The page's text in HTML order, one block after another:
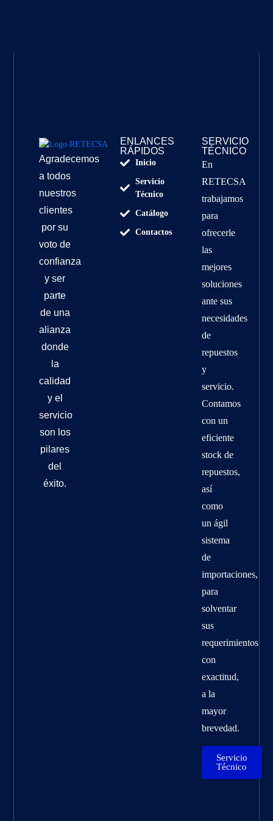
Agradecemos
a todos
nuestros
clientes
por su
voto de
confianza
y ser
parte
de una
alianza
donde
la
calidad
y el
servicio
son los
pilares
del
éxito.
ENLANCES
RÁPIDOS
Inicio
Servicio
Técnico
Catálogo
Contactos
SERVICIO
TÉCNICO
En
RETECSA
trabajamos
para
ofrecerle
las
mejores
soluciones
ante sus
necesidades
de
repuestos
y
servicio.
Contamos
con un
eficiente
stock de
repuestos,
así
como
un ágil
sistema
de
importaciones,
para
solventar
sus
requerimientos
con
exactitud,
a la
mayor
brevedad.
Servicio
Técnico